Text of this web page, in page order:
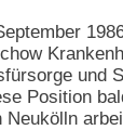
und
Position